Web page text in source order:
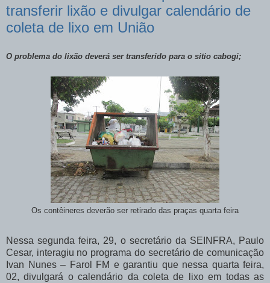
transferir lixão e divulgar calendário de
coleta de lixo em União
O problema do lixão deverá ser transferido para o sitio cabogi;
Os contêineres deverão ser retirado das praças quarta feira
Nessa segunda feira, 29, o secretário da SEINFRA, Paulo
Cesar, interagiu no programa do secretário de comunicação
Ivan Nunes – Farol FM e garantiu que nessa quarta feira,
02, divulgará o calendário da coleta de lixo em todas as